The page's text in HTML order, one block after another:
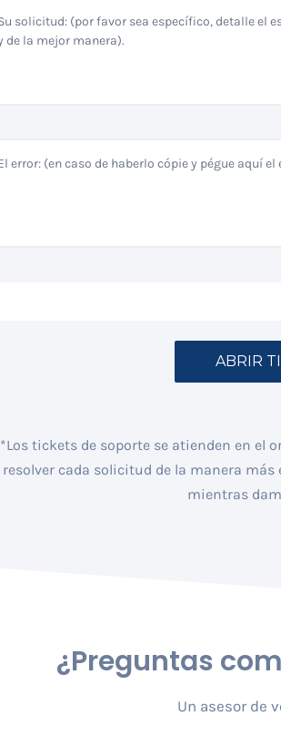
*Los tickets de soporte se atienden en el
resolver cada solicitud de la manera
mientras
¿Preguntas
Un asesor de